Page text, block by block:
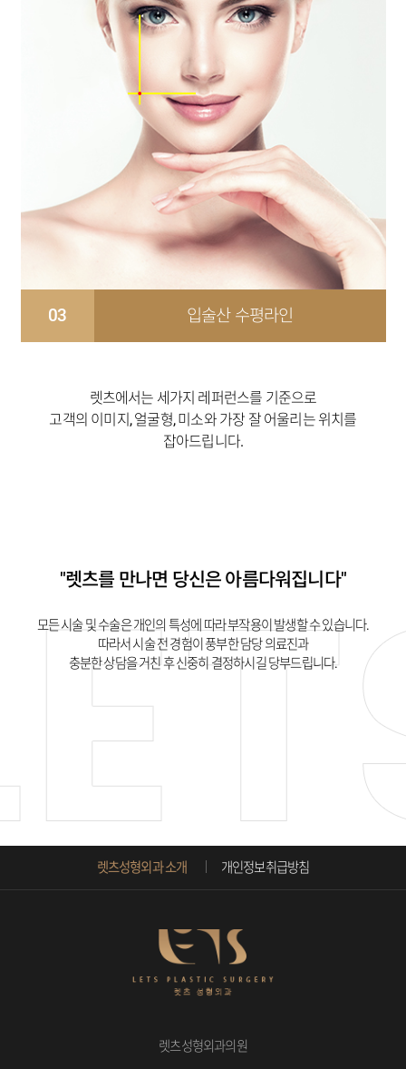
03 입술산 수평라인
렛츠에서는 세가지 레퍼런스를 기준으로
고객의 이미지, 얼굴형, 미소와 가장 잘 어울리는 위치를
잡아드립니다.
"렛츠를 만나면 당신은 아름다워집니다"
모든 시술 및 수술은 개인의 특성에 따라 부작용이 발생할 수 있습니다.
따라서 시술 전 경험이 풍부한 담당 의료진과
충분한 상담을 거친 후 신중히 결정하시길 당부드립니다.
렛츠성형외과 소개 개인정보취급방침
렛츠성형외과의원